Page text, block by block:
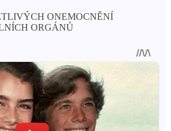
ONEMOCNĚNÍ
ORGÁNŮ